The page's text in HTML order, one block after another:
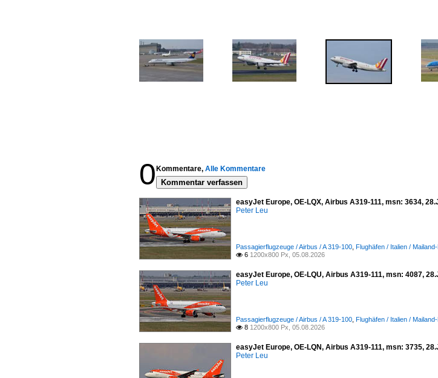
0 Kommentare, Alle Kommentare
Kommentar verfassen
easyJet Europe, OE-LQX, Airbus A319-111, msn: 3634,
Peter Leu
Passagierflugzeuge / Airbus / A 319-100 Flughäfen / Italien /
 6 1200x800 Px, 05.08.2026
easyJet Europe, OE-LQU, Airbus A319-111, msn: 4087,
Peter Leu
Passagierflugzeuge / Airbus / A 319-100 Flughäfen / Italien /
 8 1200x800 Px, 05.08.2026
easyJet Europe, OE-LQN, Airbus A319-111, msn: 3735,
Peter Leu